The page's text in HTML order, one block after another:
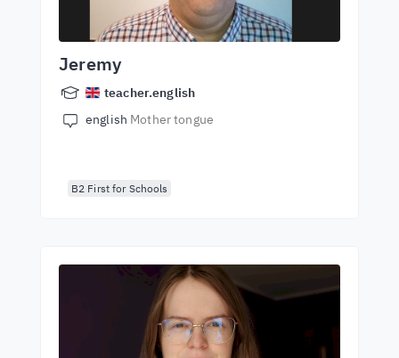
Jeremy
teacher.english
english Mother tongue
B2 First for Schools